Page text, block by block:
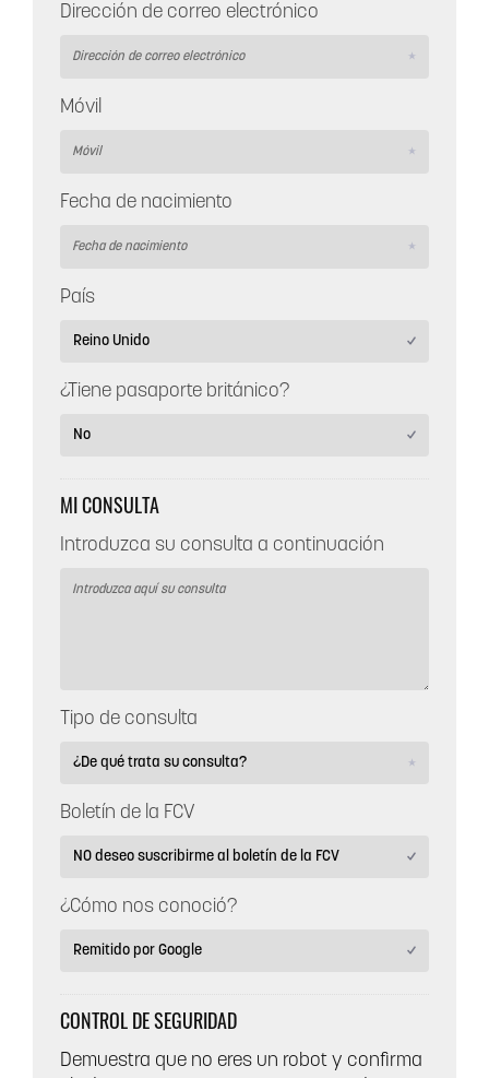
Dirección de correo electrónico
Móvil
Fecha de nacimiento
País
¿Tiene pasaporte británico?
MI CONSULTA
Introduzca su consulta a continuación
Tipo de consulta
Boletín de la FCV
¿Cómo nos conoció?
CONTROL DE SEGURIDAD
Demuestra que no eres un robot y confirma